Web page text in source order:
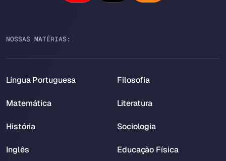
NOSSAS MATÉRIAS:
Língua Portuguesa
Matemática
História
Inglês
Filosofia
Literatura
Sociologia
Educação Física